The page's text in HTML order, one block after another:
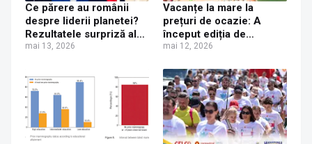
Ce părere au românii
despre liderii planetei?
Rezultatele surpriză ale
unui sondaj de opinie
și Maia Sandu
mai 13, 2026
Vacanțe la mare la
prețuri de ocazie: A
început ediția de
primăvară „Litoralul
mai 12, 2026